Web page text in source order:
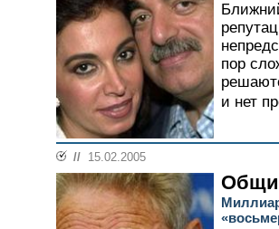
пор
и нет
// 15.02.2005